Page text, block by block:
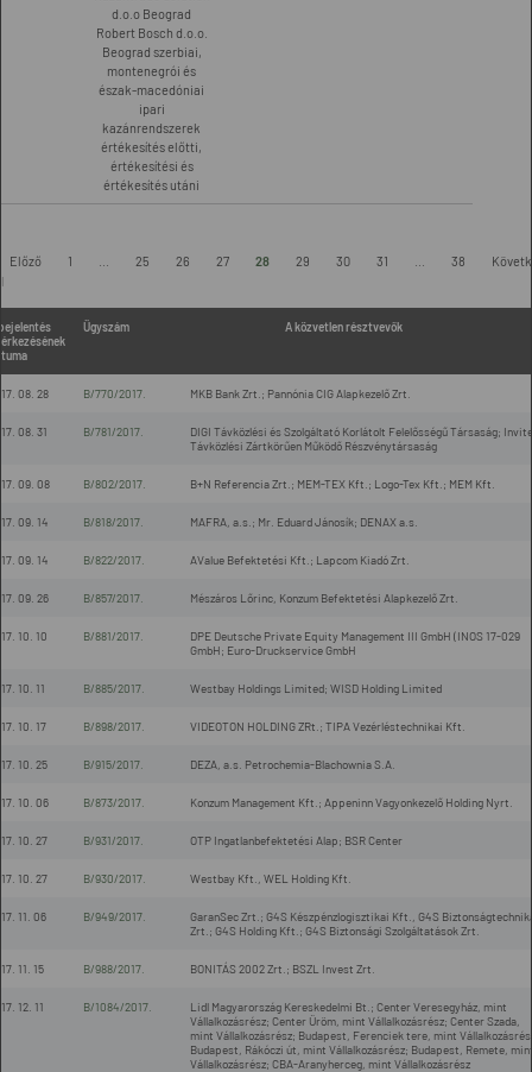
d.o.o Beograd
Robert Bosch d.o.o.
Beograd szerbiai,
montenegrói és
észak-macedóniai
ipari
kazánrendszerek
értékesítés előtti,
értékesítési és
értékesítés utáni
Előző 1 25 26 27 28 29 30 31 38
Ügyszám A közvetlen résztvevők
08. 28 B/770/2017. MKB Bank Zrt.; Pannónia CIG Alapkezelő Zrt.
08. 31 B/781/2017.
DIGI Távközlési és Szolgáltató Korlátolt Felelősségű Társaság;
Távközlési Zártkörűen Működő Részvénytársaság
09. 08 B/802/2017. B+N Referencia Zrt.; MEM-TEX Kft.; Logo-Tex Kft.; MEM Kft.
09. 14 B/818/2017. MAFRA, a.s.; Mr. Eduard Jánosík; DENAX a.s.
09. 14 B/822/2017. AValue Befektetési Kft.; Lapcom Kiadó Zrt.
09. 26 B/857/2017. Mészáros Lőrinc, Konzum Befektetési Alapkezelő Zrt.
10. 10 B/881/2017.
DPE Deutsche Private Equity Management III GmbH (INOS 17-029
GmbH; Euro-Druckservice GmbH
10. 11 B/885/2017. Westbay Holdings Limited; WISD Holding Limited
10. 17 B/898/2017. VIDEOTON HOLDING ZRt.; TIPA Vezérléstechnikai Kft.
10. 25 B/915/2017. DEZA, a.s. Petrochemia-Blachownia S.A.
10. 06 B/873/2017. Konzum Management Kft.; Appeninn Vagyonkezelő Holding Nyrt.
10. 27 B/931/2017. OTP Ingatlanbefektetési Alap; BSR Center
10. 27 B/930/2017. Westbay Kft., WEL Holding Kft.
11. 06 B/949/2017.
GaranSec Zrt.; G4S Készpénzlogisztikai Kft., G4S
Zrt.; G4S Holding Kft.; G4S Biztonsági Szolgáltatások Zrt.
11. 15 B/988/2017. BONITÁS 2002 Zrt.; BSZL Invest Zrt.
12. 11 B/1084/2017.
Lidl Magyarország Kereskedelmi Bt.; Center Veresegyház, mint
Vállalkozásrész; Center Üröm, mint Vállalkozásrész; Center Szada,
mint Vállalkozásrész; Budapest, Ferenciek tere, mint
Budapest, Rákóczi út, mint Vállalkozásrész; Budapest, Remete,
Vállalkozásrész; CBA-Aranyherceg, mint Vállalkozásrész